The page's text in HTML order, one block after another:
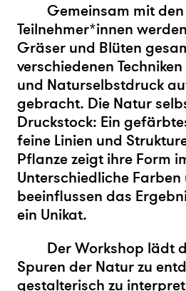
Gemeinsam mit den
Teilnehmer*innen
Gräser und Blüten
verschiedenen
und Naturselbstdruck
gebracht. Die Natur
Druckstock: Ein
feine Linien und
Pflanze zeigt ihre Form
Unterschiedliche
beeinflussen das
ein Unikat.
Der Workshop lädt
Spuren der Natur zu
gestalterisch zu